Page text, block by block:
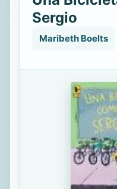
Sergio
Maribeth Boelts